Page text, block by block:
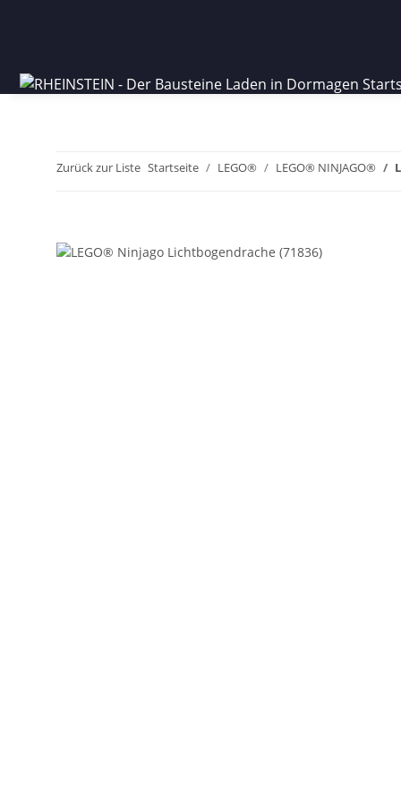
Zurück zur Liste Startseite LEGO® LEGO® NINJAGO®